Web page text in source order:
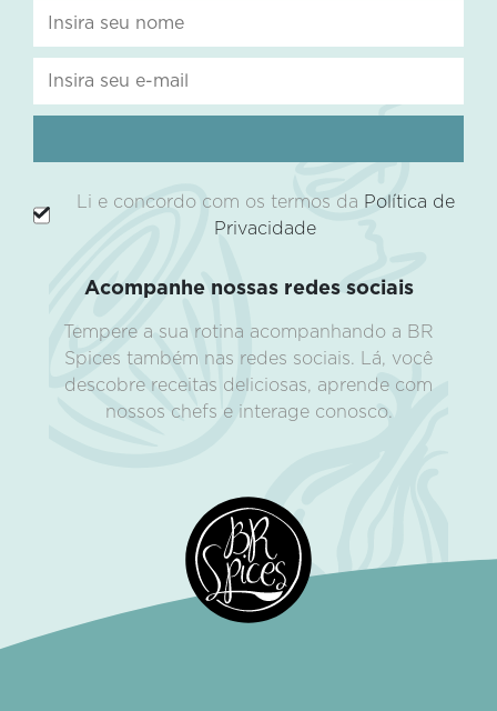
Li e concordo com os termos da Política de
Privacidade
Acompanhe nossas redes sociais
Tempere a sua rotina acompanhando a BR
Spices também nas redes sociais. Lá, você
descobre receitas deliciosas, aprende com
nossos chefs e interage conosco.